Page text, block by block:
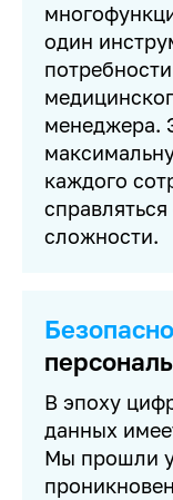
один
менеджера.
каждого
сложности.
В эпоху
данных
Мы прошли